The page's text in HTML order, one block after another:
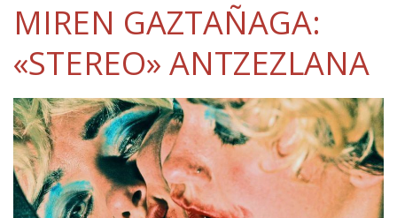
MIREN GAZTAÑAGA:
«STEREO» ANTZEZLANA